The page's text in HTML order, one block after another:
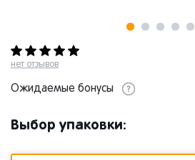
нет отзывов
Ожидаемые бонусы
Выбор упаковки: